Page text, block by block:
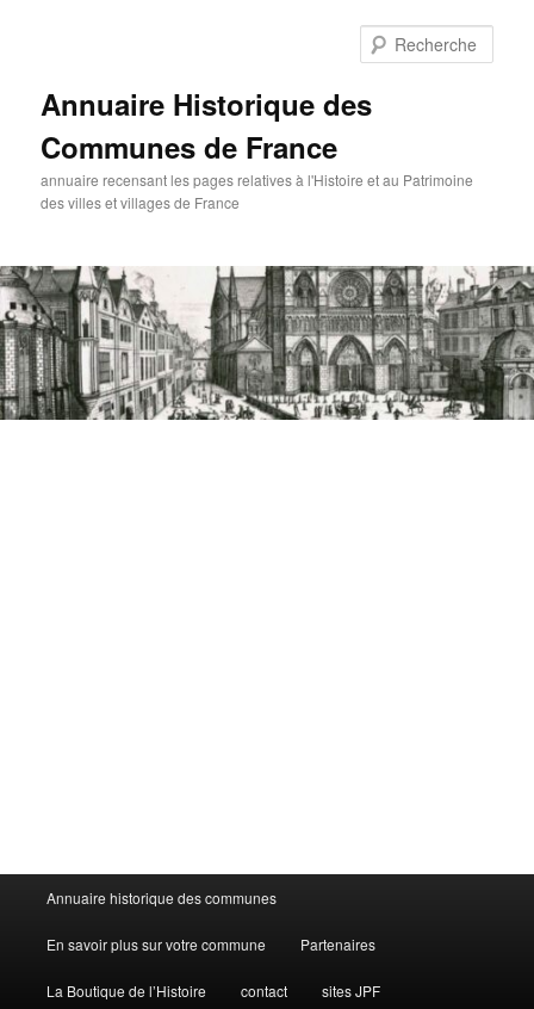
Annuaire Historique des
Communes de France
annuaire recensant les pages relatives à l'Histoire et au Patrimoine
des villes et villages de France
Menu
principal
Annuaire historique des communes
En savoir plus sur votre commune Partenaires
La Boutique de l’Histoire contact sites JPF